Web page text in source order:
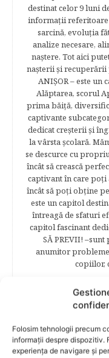
Folosim tehnologii precum
informații despre dispozitiv.
experiența de navigare și
destinat celor 9 luni
informaţii
sarcină, evoluţia
analize necesare,
naştere. Tot aici
naşterii şi recuperării
ANIŞOR – este
Alăptarea, scorul
prima băiţă,
captivante
dedicat creşterii şi
la vârsta şcolară.
se descurce cu
încât să crească
captivant în care poţi
încât să poţi obţine
este un capitol
întreagă de sfaturi
capitol fascinant
SĂ PREVII!
anumitor probleme
copiilor,